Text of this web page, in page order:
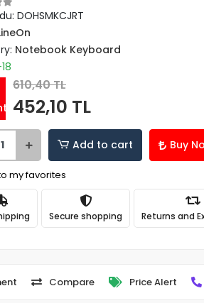
DOHSMKCJRT
Notebook Keyboard
610,40 TL
452,10 TL
Add to cart Buy
my favorites
Secure shopping Returns and
Compare Price Alert